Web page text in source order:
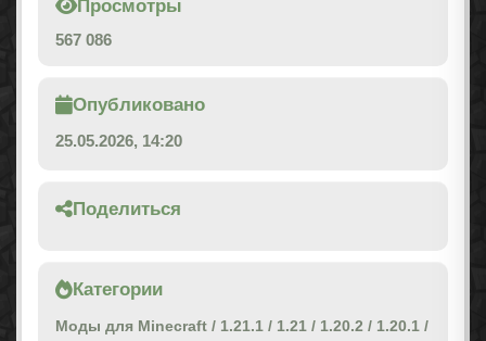
Просмотры
567 086
Опубликовано
25.05.2026, 14:20
Поделиться
Категории
Моды для Minecraft / 1.21.1 / 1.21 / 1.20.2 / 1.20.1 /